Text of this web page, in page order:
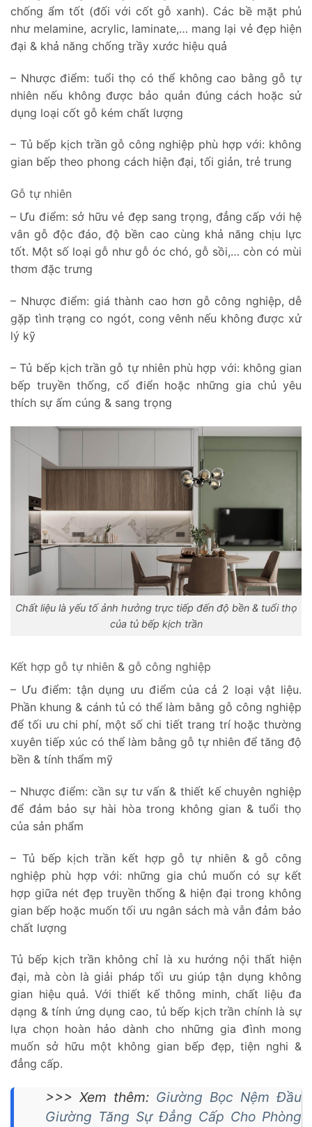
chống ẩm tốt (đối với cốt gỗ xanh). Các bề mặt phủ
như melamine, acrylic, laminate,… mang lại vẻ đẹp hiện
đại & khả năng chống trầy xước hiệu quả
– Nhược điểm: tuổi thọ có thể không cao bằng gỗ tự
nhiên nếu không được bảo quản đúng cách hoặc sử
dụng loại cốt gỗ kém chất lượng
– Tủ bếp kịch trần gỗ công nghiệp phù hợp với: không
gian bếp theo phong cách hiện đại, tối giản, trẻ trung
Gỗ tự nhiên
– Ưu điểm: sở hữu vẻ đẹp sang trọng, đẳng cấp với hệ
vân gỗ độc đáo, độ bền cao cùng khả năng chịu lực
tốt. Một số loại gỗ như gỗ óc chó, gỗ sồi,… còn có mùi
thơm đặc trưng
– Nhược điểm: giá thành cao hơn gỗ công nghiệp, dễ
gặp tình trạng co ngót, cong vênh nếu không được xử
lý kỹ
– Tủ bếp kịch trần gỗ tự nhiên phù hợp với: không gian
bếp truyền thống, cổ điển hoặc những gia chủ yêu
thích sự ấm cúng & sang trọng
Chất liệu là yếu tố ảnh hưởng trực tiếp đến độ bền & tuổi thọ
của tủ bếp kịch trần
Kết hợp gỗ tự nhiên & gỗ công nghiệp
– Ưu điểm: tận dụng ưu điểm của cả 2 loại vật liệu.
Phần khung & cánh tủ có thể làm bằng gỗ công nghiệp
để tối ưu chi phí, một số chi tiết trang trí hoặc thường
xuyên tiếp xúc có thể làm bằng gỗ tự nhiên để tăng độ
bền & tính thẩm mỹ
– Nhược điểm: cần sự tư vấn & thiết kế chuyên nghiệp
để đảm bảo sự hài hòa trong không gian & tuổi thọ
của sản phẩm
– Tủ bếp kịch trần kết hợp gỗ tự nhiên & gỗ công
nghiệp phù hợp với: những gia chủ muốn có sự kết
hợp giữa nét đẹp truyền thống & hiện đại trong không
gian bếp hoặc muốn tối ưu ngân sách mà vẫn đảm bảo
chất lượng
Tủ bếp kịch trần không chỉ là xu hướng nội thất hiện
đại, mà còn là giải pháp tối ưu giúp tận dụng không
gian hiệu quả. Với thiết kế thông minh, chất liệu đa
dạng & tính ứng dụng cao, tủ bếp kịch trần chính là sự
lựa chọn hoàn hảo dành cho những gia đình mong
muốn sở hữu một không gian bếp đẹp, tiện nghi &
đẳng cấp.
>>> Xem thêm: Giường Bọc Nệm Đầu
Giường Tăng Sự Đẳng Cấp Cho Phòng